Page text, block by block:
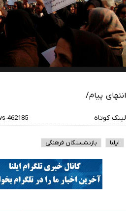
انتهای پیام/
لینک کوتاه
ایلنا بازنشستگان فرهنگی